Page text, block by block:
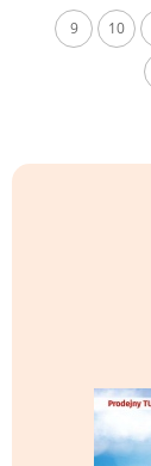
9 10